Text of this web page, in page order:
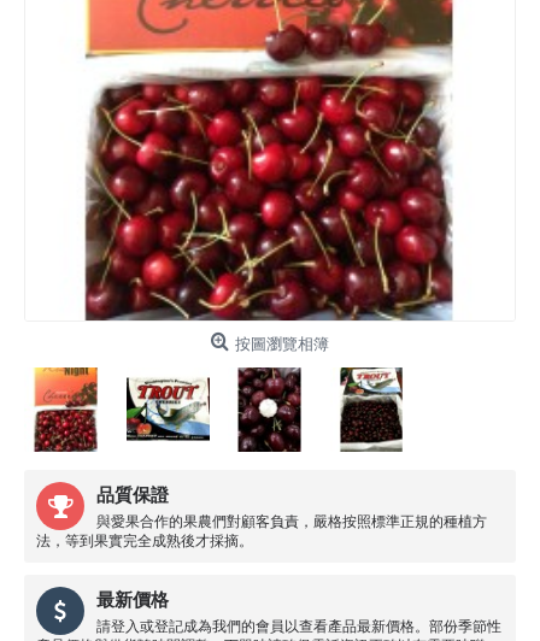
按圖瀏覽相簿
品質保證
與愛果合作的果農們對顧客負責，嚴格按照標準正規的種植方
法，等到果實完全成熟後才採摘。
最新價格
請登入或登記成為我們的會員以查看產品最新價格。部份季節性